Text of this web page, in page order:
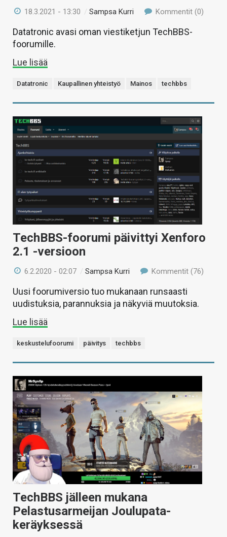
18.3.2021 - 13:30 /Sampsa Kurri Kommentit (0)
Datatronic avasi oman viestiketjun TechBBS-
foorumille.
Lue lisää
Datatronic Kaupallinen yhteistyö Mainos techbbs
TechBBS-foorumi päivittyi Xenforo
2.1 -versioon
6.2.2020 - 02:07 /Sampsa Kurri Kommentit (76)
Uusi foorumiversio tuo mukanaan runsaasti
uudistuksia, parannuksia ja näkyviä muutoksia.
Lue lisää
keskustelufoorumi päivitys techbbs
TechBBS jälleen mukana
Pelastusarmeijan Joulupata-
keräyksessä